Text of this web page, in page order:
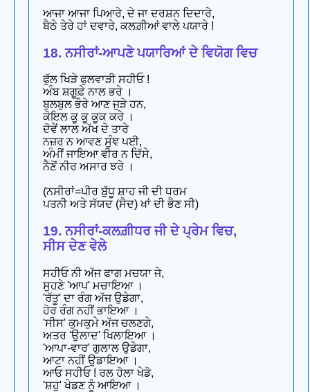
ਆਜਾ ਆਜਾ ਪਿਆਰੇ, ਦੇ ਜਾ ਦਰਸ਼ਨ ਦਿਦਾਰੇ,
ਬੈਠੇ ਤੇਰੇ ਹਾਂ ਦਵਾਰੇ, ਕਲਗ਼ੀਆਂ ਵਾਲੇ ਪਯਾਰੇ !
18. ਨਸੀਰਾਂ-ਆਪਣੇ ਪਯਾਰਿਆਂ ਦੇ ਵਿਯੋਗ ਵਿਚ
ਫੁੱਲ ਖਿੜੇ ਫੁਲਵਾੜੀ ਸਹੀਓ !
ਅੰਬ ਸ਼ਗੂਫ਼ੇ ਨਾਲ ਭਰੇ ।
ਬੁਲਬੁਲ ਭੌਰੇ ਆਣ ਜੁੜੇ ਹਨ,
ਕੋਇਲ ਕੂ ਕੂ ਕੂਕ ਕਰੇ ।
ਦੋਵੇਂ ਲਾਲ ਅੱਖ ਦੇ ਤਾਰੇ
ਨਜ਼ਰ ਨ ਆਵਣ ਸੁੰਞ ਪਈ,
ਅੰਮੀਂ ਜਾਇਆ ਵੀਰ ਨ ਦਿੱਸੇ,
ਨੈਣੋਂ ਨੀਰ ਅਸਾਰ ਝਰੇ ।
(ਨਸੀਰਾਂ=ਪੀਰ ਬੁੱਧੂ ਸ਼ਾਹ ਜੀ ਦੀ ਧਰਮ
ਪਤਨੀ ਅਤੇ ਸੱਯਦ (ਸੈਦ) ਖਾਂ ਦੀ ਭੈਣ ਸੀ)
19. ਨਸੀਰਾਂ-ਕਲਗ਼ੀਧਰ ਜੀ ਦੇ ਪ੍ਰੇਮ ਵਿਚ,
ਸੀਸ ਦੇਣ ਵੇਲੇ
ਸਹੀਓ ਨੀ ਅੱਜ ਫਾਗ ਮਚਯਾ ਜੇ,
ਸੁਹਣੇ 'ਆਪ' ਮਚਾਇਆ ।
'ਰੱਤੂ' ਦਾ ਰੰਗ ਅੱਜ ਉਡੇਗਾ,
ਹੋਰ ਰੰਗ ਨਹੀਂ ਭਾਇਆ ।
'ਸੀਸ' ਕੁਮਕੁਮੇ ਅੱਜ ਚਲਣਗੇ,
ਅਤਰ 'ਉਲਾਦ' ਖਿਲਾਇਆ ।
'ਆਪਾ-ਵਾਰ' ਗੁਲਾਲ ਉਡੇਗਾ,
ਆਟਾ ਨਹੀਂ ਉਡਾਇਆ ।
ਆਓ ਸਹੀਓ ! ਰਲ ਹੋਲਾ ਖੇਡੋ,
'ਸ਼ਹੁ' ਖੇਡਣ ਨੂੰ ਆਇਆ ।